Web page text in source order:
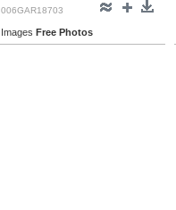
006GAR18703
Images Free Photos